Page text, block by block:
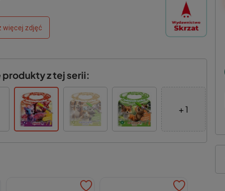
więcej zdjęć
produkty z tej serii:
+ 1